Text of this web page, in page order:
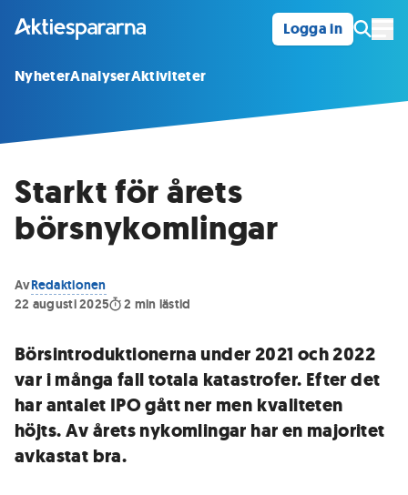
Logga in
NyheterAnalyserAktiviteter
Starkt för årets
börsnykomlingar
AvRedaktionen
22 augusti 2025
2 min lästid
Börsintroduktionerna under 2021 och 2022
var i många fall totala katastrofer. Efter det
har antalet IPO gått ner men kvaliteten
höjts. Av årets nykomlingar har en majoritet
avkastat bra.